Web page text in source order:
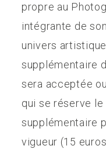
propre au
intégrante de
univers
supplémentaire
sera acceptée
qui se réserve
supplémentaire
vigueur (15